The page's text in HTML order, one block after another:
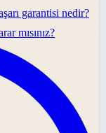
garantisi nedir?
mısınız?